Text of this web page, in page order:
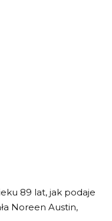
89 lat, jak podaje
Noreen Austin,